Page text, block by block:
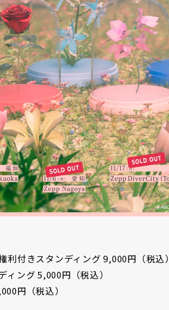
利付きスタンディング 9,000円（税込）
ィング 5,000円（税込）
円（税込）